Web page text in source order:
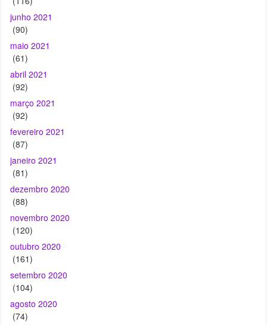
junho 2021
(90)
maio 2021
(61)
abril 2021
(92)
março 2021
(92)
fevereiro 2021
(87)
janeiro 2021
(81)
dezembro 2020
(88)
novembro 2020
(120)
outubro 2020
(161)
setembro 2020
(104)
agosto 2020
(74)